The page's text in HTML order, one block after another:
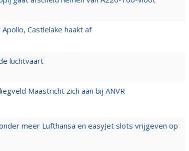
Castlelake haakt af
luchtvaart
Maastricht zich aan bij ANVR
meer Lufthansa en easyJet slots vrijgeven op